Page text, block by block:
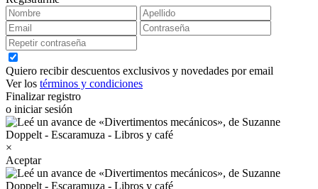
Quiero recibir descuentos exclusivos y novedades por email
Ver los términos y condiciones
Finalizar registro
o iniciar sesión
×
Aceptar